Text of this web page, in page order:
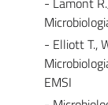
- Elliott T.,
EMSI